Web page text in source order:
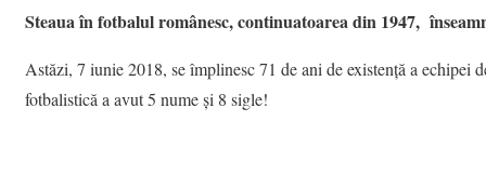
Steaua în fotbalul românesc, continuatoarea din 1947,
Astăzi, 7 iunie 2018, se împlinesc 71 de ani de existență a echipei
fotbalistică a avut 5 nume și 8 sigle!